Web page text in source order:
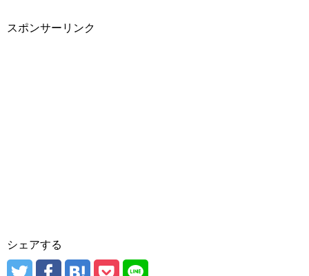
スポンサーリンク
シェアする